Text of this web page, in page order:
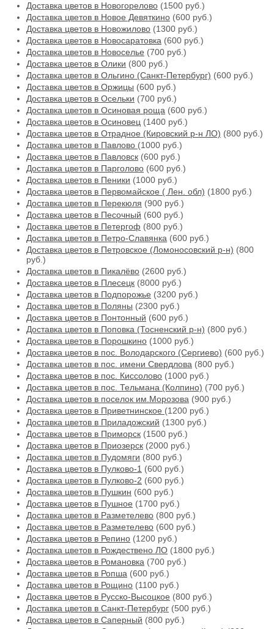
Доставка цветов в Новогорелово (1500 руб.)
Доставка цветов в Новое Девяткино (600 руб.)
Доставка цветов в Новожилово (1300 руб.)
Доставка цветов в Новосаратовка (600 руб.)
Доставка цветов в Новоселье (700 руб.)
Доставка цветов в Олики (800 руб.)
Доставка цветов в Ольгино (Санкт-Петербург) (600 руб.)
Доставка цветов в Оржицы (600 руб.)
Доставка цветов в Осельки (700 руб.)
Доставка цветов в Осиновая роща (600 руб.)
Доставка цветов в Осиновец (1400 руб.)
Доставка цветов в Отрадное (Кировский р-н ЛО) (800 руб.)
Доставка цветов в Павлово (1000 руб.)
Доставка цветов в Павловск (600 руб.)
Доставка цветов в Парголово (600 руб.)
Доставка цветов в Пеники (1000 руб.)
Доставка цветов в Первомайское ( Лен. обл) (1800 руб.)
Доставка цветов в Перекюля (900 руб.)
Доставка цветов в Песочный (600 руб.)
Доставка цветов в Петергоф (800 руб.)
Доставка цветов в Петро-Славянка (600 руб.)
Доставка цветов в Петровское (Ломоносовский р-н) (800
руб.)
Доставка цветов в Пикалёво (2600 руб.)
Доставка цветов в Плесецк (8000 руб.)
Доставка цветов в Подпорожье (3200 руб.)
Доставка цветов в Поляны (2300 руб.)
Доставка цветов в Понтонный (600 руб.)
Доставка цветов в Поповка (Тосненский р-н) (800 руб.)
Доставка цветов в Порошкино (1000 руб.)
Доставка цветов в пос. Володарского (Сергиево) (600 руб.)
Доставка цветов в пос. имени Свердлова (800 руб.)
Доставка цветов в пос. Киссолово (1000 руб.)
Доставка цветов в пос. Тельмана (Колпино) (700 руб.)
Доставка цветов в поселок им.Морозова (900 руб.)
Доставка цветов в Приветнинское (1200 руб.)
Доставка цветов в Приладожский (1300 руб.)
Доставка цветов в Приморск (1500 руб.)
Доставка цветов в Приозерск (2000 руб.)
Доставка цветов в Пудомяги (800 руб.)
Доставка цветов в Пулково-1 (600 руб.)
Доставка цветов в Пулково-2 (600 руб.)
Доставка цветов в Пушкин (600 руб.)
Доставка цветов в Пушное (1700 руб.)
Доставка цветов в Разметелево (800 руб.)
Доставка цветов в Разметелево (600 руб.)
Доставка цветов в Репино (1200 руб.)
Доставка цветов в Рождествено ЛО (1800 руб.)
Доставка цветов в Романовка (700 руб.)
Доставка цветов в Ропша (600 руб.)
Доставка цветов в Рощино (1100 руб.)
Доставка цветов в Русско-Высоцкое (800 руб.)
Доставка цветов в Санкт-Петербург (500 руб.)
Доставка цветов в Саперный (800 руб.)